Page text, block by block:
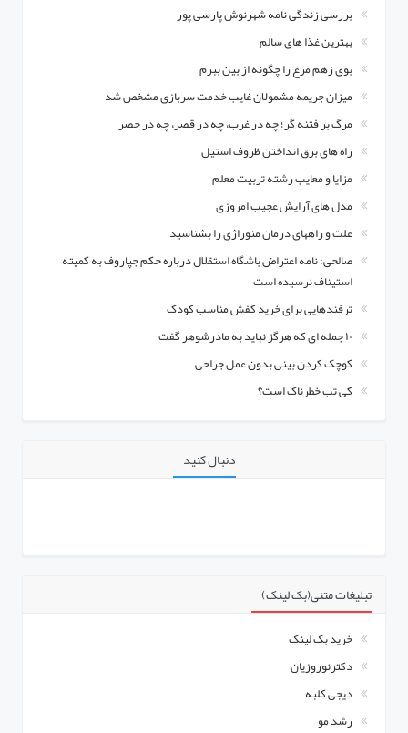
بررسی زندگی نامه شهرنوش پارسی پور
بهترین غذا های سالم
بوی زهم مرغ را چگونه از بین ببرم
میزان جریمه مشمولان غایب خدمت سربازی مشخص شد
مرگ بر فتنه گر؛ چه در غرب، چه در قصر، چه در حصر
راه های برق انداختن ظروف استیل
مزایا و معایب رشته تربیت معلم
مدل های آرایش عجیب امروزی
علت و راههای درمان منوراژی را بشناسید
صالحی: نامه اعتراض باشگاه استقلال درباره حکم جپاروف به کمیته
استیناف نرسیده است
ترفندهایی برای خرید کفش مناسب کودک
۱۰ جمله ای که هرگز نباید به مادرشوهر گفت
کوچک کردن بینی بدون عمل جراحی
کی تب خطرناک است؟
دنبال کنید
تبلیغات متنی(بک لینک)
خرید بک لینک
دکترنوروزیان
دیجی کلبه
رشد مو